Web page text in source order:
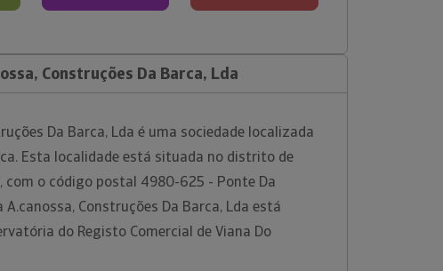
Construções Da Barca, Lda
Da Barca, Lda é uma sociedade localizada
Esta localidade está situada no distrito de
com o código postal 4980-625 - Ponte Da
A.canossa, Construções Da Barca, Lda está
do Registo Comercial de Viana Do